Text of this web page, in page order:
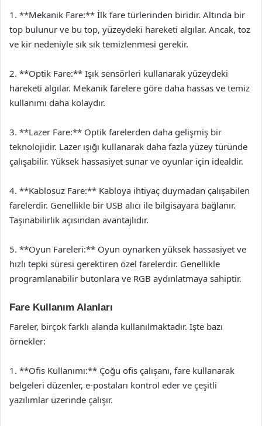
1. **Mekanik Fare:** İlk fare türlerinden biridir. Altında bir
top bulunur ve bu top, yüzeydeki hareketi algılar. Ancak, toz
ve kir nedeniyle sık sık temizlenmesi gerekir.
2. **Optik Fare:** Işık sensörleri kullanarak yüzeydeki
hareketi algılar. Mekanik farelere göre daha hassas ve temiz
kullanımı daha kolaydır.
3. **Lazer Fare:** Optik farelerden daha gelişmiş bir
teknolojidir. Lazer ışığı kullanarak daha fazla yüzey türünde
çalışabilir. Yüksek hassasiyet sunar ve oyunlar için idealdir.
4. **Kablosuz Fare:** Kabloya ihtiyaç duymadan çalışabilen
farelerdir. Genellikle bir USB alıcı ile bilgisayara bağlanır.
Taşınabilirlik açısından avantajlıdır.
5. **Oyun Fareleri:** Oyun oynarken yüksek hassasiyet ve
hızlı tepki süresi gerektiren özel farelerdir. Genellikle
programlanabilir butonlara ve RGB aydınlatmaya sahiptir.
Fare Kullanım Alanları
Fareler, birçok farklı alanda kullanılmaktadır. İşte bazı
örnekler:
1. **Ofis Kullanımı:** Çoğu ofis çalışanı, fare kullanarak
belgeleri düzenler, e-postaları kontrol eder ve çeşitli
yazılımlar üzerinde çalışır.